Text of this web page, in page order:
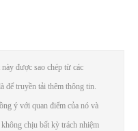
được sao chép từ các
để truyền tải thêm thông tin.
ý với quan điểm của nó và
chịu bất kỳ trách nhiệm